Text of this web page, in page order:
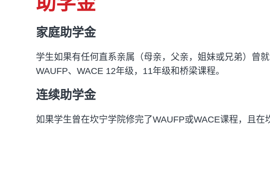
家庭助学金
学生如果有任何直系亲属（母亲，父亲，姐妹或兄弟）曾
WAUFP、WACE 12年级，11年级和桥梁课程。
连续助学金
如果学生曾在坎宁学院修完了WAUFP或WACE课程，且